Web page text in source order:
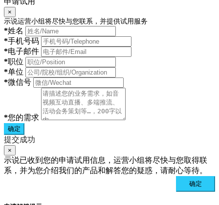
×
示说运营小组将尽快与您联系，并提供试用服务
*姓名
*手机号码
*电子邮件
*职位
*单位
*微信号
*您的需求
确定
提交成功
×
示说已收到您的申请试用信息，运营小组将尽快与您取得联
系，并为您介绍我们的产品和解答您的疑惑，请耐心等待。
确定